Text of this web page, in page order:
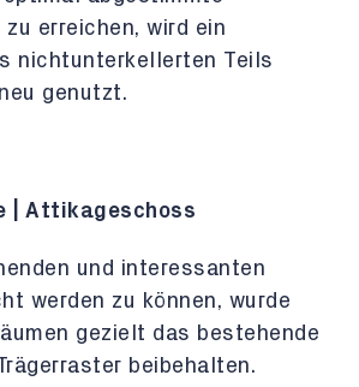
erreichen, wird ein
nichtunterkellerten Teils
genutzt.
| Attikageschoss
und interessanten
werden zu können, wurde
gezielt das bestehende
beibehalten.